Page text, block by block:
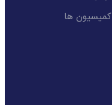
کمیسیون ها